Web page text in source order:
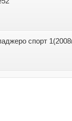
спорт